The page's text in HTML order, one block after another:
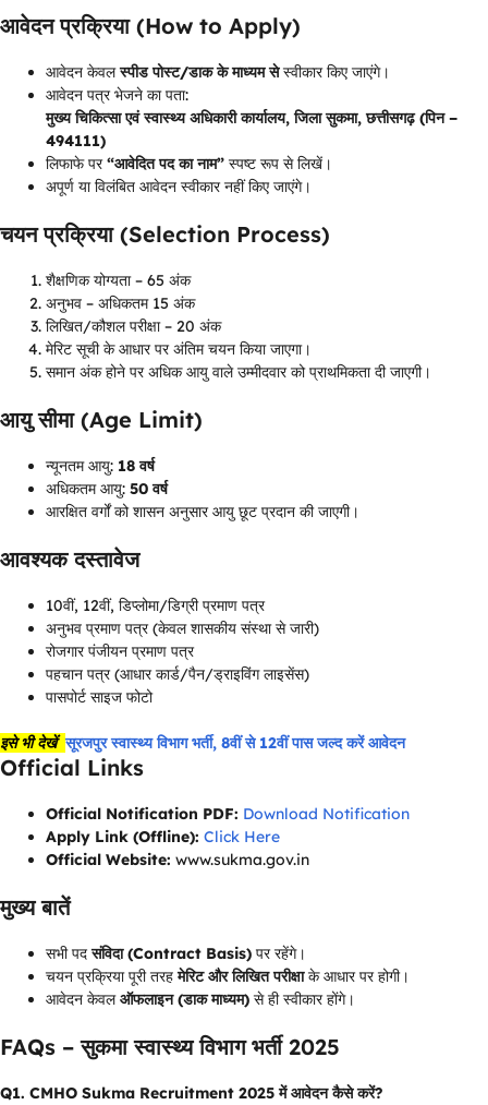
आवेदन प्रक्रिया (How to Apply)
आवेदन केवलस्पीड पोस्ट/डाक के माध्यम सेस्वीकार किए जाएंगे।
आवेदन पत्र भेजने का पता:
मुख्य चिकित्सा एवं स्वास्थ्य अधिकारी कार्यालय, जिला सुकमा, छत्तीसगढ़ (पिन –
494111)
लिफाफे पर“आवेदित पद का नाम” स्पष्ट रूप से लिखें।
अपूर्ण या विलंबित आवेदन स्वीकार नहीं किए जाएंगे।
चयन प्रक्रिया (Selection Process)
शैक्षणिक योग्यता – 65 अंक
अनुभव – अधिकतम 15 अंक
लिखित/कौशल परीक्षा – 20 अंक
मेरिट सूची के आधार पर अंतिम चयन किया जाएगा।
समान अंक होने पर अधिक आयु वाले उम्मीदवार को प्राथमिकता दी जाएगी।
आयु सीमा (Age Limit)
न्यूनतम आयु: 18 वर्ष
अधिकतम आयु: 50 वर्ष
आरक्षित वर्गों को शासन अनुसार आयु छूट प्रदान की जाएगी।
आवश्यक दस्तावेज
10वीं, 12वीं, डिप्लोमा/डिग्री प्रमाण पत्र
अनुभव प्रमाण पत्र (केवल शासकीय संस्था से जारी)
रोजगार पंजीयन प्रमाण पत्र
पहचान पत्र (आधार कार्ड/पैन/ड्राइविंग लाइसेंस)
पासपोर्ट साइज फोटो
इसे भी देखें सूरजपुर स्वास्थ्य विभाग भर्ती, 8वीं से 12वीं पास जल्द करें आवेदन
Official Links
Official Notification PDF: Download Notification
Apply Link (Offline): Click Here
Official Website: www.sukma.gov.in
मुख्य बातें
सभी पदसंविदा (Contract Basis) पर रहेंगे।
चयन प्रक्रिया पूरी तरहमेरिट और लिखित परीक्षाके आधार पर होगी।
आवेदन केवलऑफलाइन (डाक माध्यम) से ही स्वीकार होंगे।
FAQs – सुकमा स्वास्थ्य विभाग भर्ती 2025
Q1. CMHO Sukma Recruitment 2025 में आवेदन कैसे करें?